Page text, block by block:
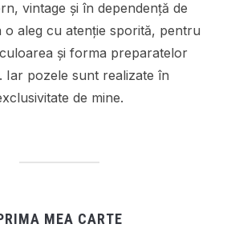
vintage și în dependență de
o aleg cu atenție sporită, pentru
și forma preparatelor
Iar pozele sunt realizate în
de mine.
MEA CARTE